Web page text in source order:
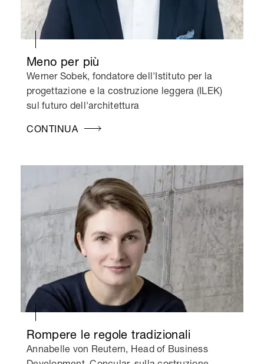
Meno per più
Werner Sobek, fondatore dell'Istituto per la
progettazione e la costruzione leggera (ILEK)
sul futuro dell'architettura
CONTINUA
Rompere le regole tradizionali
Annabelle von Reutern, Head of Business